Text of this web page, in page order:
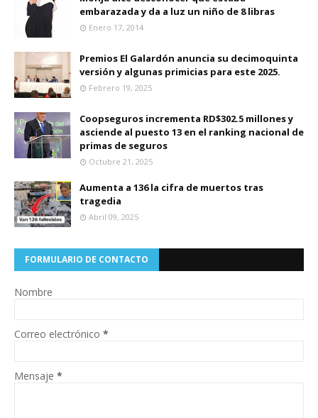
embarazada y da a luz un niño de 8 libras
Enero 17, 2014
Premios El Galardón anuncia su decimoquinta
versión y algunas primicias para este 2025.
Febrero 19, 2025
Coopseguros incrementa RD$302.5 millones y
asciende al puesto 13 en el ranking nacional de
primas de seguros
Octubre 21, 2025
Aumenta a 136 la cifra de muertos tras
tragedia
Abril 09, 2025
FORMULARIO DE CONTACTO
Nombre
Correo electrónico *
Mensaje *